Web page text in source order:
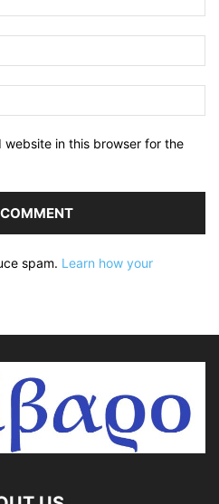
website in this browser for the
spam. Learn how your